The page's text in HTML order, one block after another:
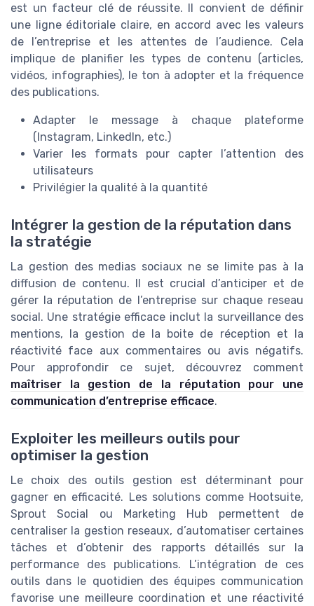
est un facteur clé de réussite. Il convient de définir
une ligne éditoriale claire, en accord avec les valeurs
de l’entreprise et les attentes de l’audience. Cela
implique de planifier les types de contenu (articles,
vidéos, infographies), le ton à adopter et la fréquence
des publications.
Adapter le message à chaque plateforme
(Instagram, LinkedIn, etc.)
Varier les formats pour capter l’attention des
utilisateurs
Privilégier la qualité à la quantité
Intégrer la gestion de la réputation dans
la stratégie
La gestion des medias sociaux ne se limite pas à la
diffusion de contenu. Il est crucial d’anticiper et de
gérer la réputation de l’entreprise sur chaque reseau
social. Une stratégie efficace inclut la surveillance des
mentions, la gestion de la boite de réception et la
réactivité face aux commentaires ou avis négatifs.
Pour approfondir ce sujet, découvrez comment
maîtriser la gestion de la réputation pour une
communication d’entreprise efficace.
Exploiter les meilleurs outils pour
optimiser la gestion
Le choix des outils gestion est déterminant pour
gagner en efficacité. Les solutions comme Hootsuite,
Sprout Social ou Marketing Hub permettent de
centraliser la gestion reseaux, d’automatiser certaines
tâches et d’obtenir des rapports détaillés sur la
performance des publications. L’intégration de ces
outils dans le quotidien des équipes communication
favorise une meilleure coordination et une réactivité